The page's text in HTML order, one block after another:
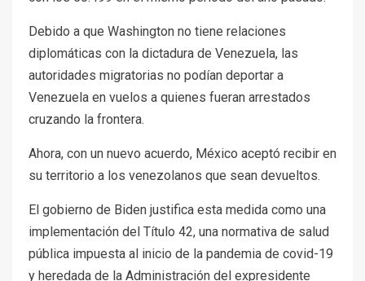
Debido a que Washington no tiene relaciones
diplomáticas con la dictadura de Venezuela, las
autoridades migratorias no podían deportar a
Venezuela en vuelos a quienes fueran arrestados
cruzando la frontera.
Ahora, con un nuevo acuerdo, México aceptó recibir en
su territorio a los venezolanos que sean devueltos.
El gobierno de Biden justifica esta medida como una
implementación del Título 42, una normativa de salud
pública impuesta al inicio de la pandemia de covid-19
y heredada de la Administración del expresidente